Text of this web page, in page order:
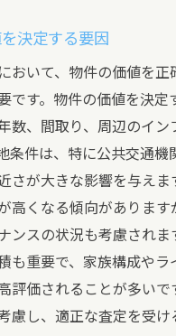
決定する要因
おいて、物件の価値を正
です。物件の価値を決定
数、間取り、周辺のイン
条件は、特に公共交通機
さが大きな影響を与えま
高くなる傾向があります
ンスの状況も考慮されま
も重要で、家族構成やラ
評価されることが多いで
慮し、適正な査定を受け